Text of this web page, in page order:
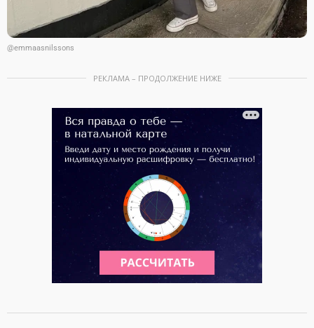
@emmaasnilssons
РЕКЛАМА – ПРОДОЛЖЕНИЕ НИЖЕ